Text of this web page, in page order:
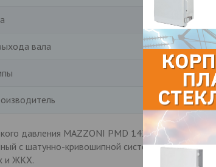
вала
давления MAZZONI PMD 14200R CW 14 л/
с шатунно-кривошипной системой
и ЖКХ.